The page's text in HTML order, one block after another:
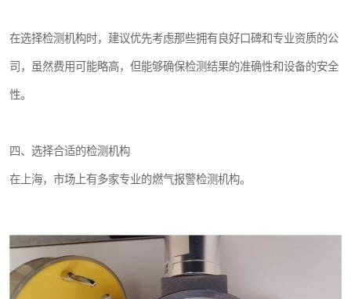
在选择检测机构时，建议优先考虑那些拥有良好口碑和专业资质的公
司，虽然费用可能略高，但能够确保检测结果的准确性和设备的安全
性。
四、选择合适的检测机构
在上海，市场上有多家专业的燃气报警检测机构。